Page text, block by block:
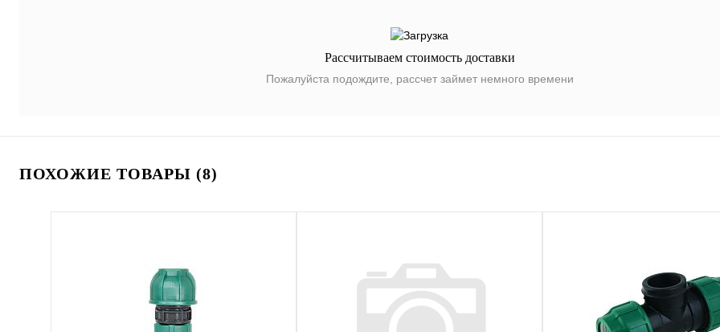
Рассчитываем стоимость доставки
Пожалуйста подождите, рассчет займет немного времени
ПОХОЖИЕ ТОВАРЫ (8)